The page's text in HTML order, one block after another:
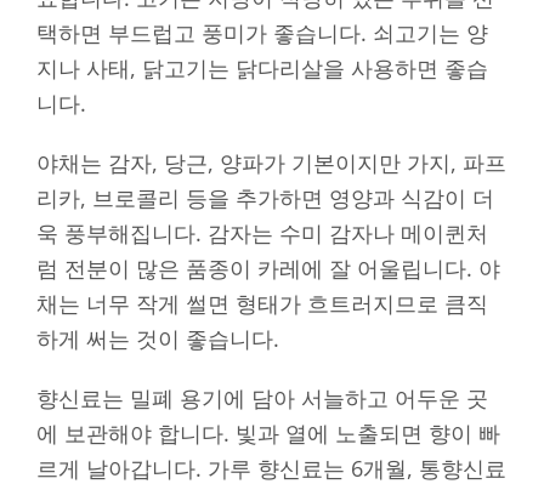
택하면 부드럽고 풍미가 좋습니다. 쇠고기는 양
지나 사태, 닭고기는 닭다리살을 사용하면 좋습
니다.
야채는 감자, 당근, 양파가 기본이지만 가지, 파프
리카, 브로콜리 등을 추가하면 영양과 식감이 더
욱 풍부해집니다. 감자는 수미 감자나 메이퀸처
럼 전분이 많은 품종이 카레에 잘 어울립니다. 야
채는 너무 작게 썰면 형태가 흐트러지므로 큼직
하게 써는 것이 좋습니다.
향신료는 밀폐 용기에 담아 서늘하고 어두운 곳
에 보관해야 합니다. 빛과 열에 노출되면 향이 빠
르게 날아갑니다. 가루 향신료는 6개월, 통향신료